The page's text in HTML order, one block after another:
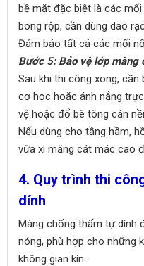
bề mặt đặc biệt là các
bong rộp, cần dùng dao
Đảm bảo tất cả các mối
Bước 5: Bảo vệ lớp màng
Sau khi thi công xong,
cơ học hoặc ánh nắng
vệ hoặc đổ bê tông cán
Nếu dùng cho tầng hầm,
vữa xi măng cát mác cao
4. Quy trình thi
dính
Màng chống thấm tự dính
nóng, phù hợp cho những
không gian kín.